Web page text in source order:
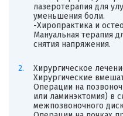
лазеротерапия для
уменьшения боли.
-Хиропрактика и
Мануальная терапия
снятия напряжения.
Хирургическое
Хирургические
Операции на
или ламинэктомия) в
межпозвоночного